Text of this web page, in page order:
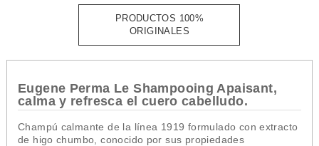
PRODUCTOS 100%
ORIGINALES
Eugene Perma Le Shampooing Apaisant,
calma y refresca el cuero cabelludo.
Champú calmante de la línea 1919 formulado con extracto
de higo chumbo, conocido por sus propiedades